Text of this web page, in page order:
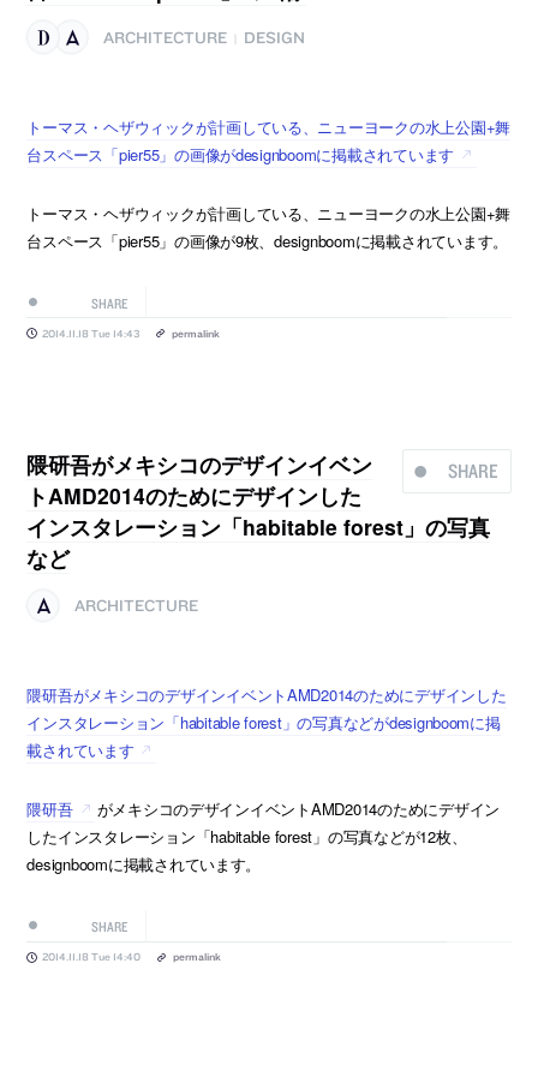
ARCHITECTURE DESIGN
トーマス・ヘザウィックが計画している、ニューヨークの水上公園+舞
台スペース「pier55」の画像がdesignboomに掲載されています
トーマス・ヘザウィックが計画している、ニューヨークの水上公園+舞
台スペース「pier55」の画像が9枚、designboomに掲載されています。
SHARE
2014.11.18 Tue 14:43 permalink
SHARE
隈研吾がメキシコのデザインイベン
トAMD2014のためにデザインした
インスタレーション「habitable forest」の写真
など
ARCHITECTURE
隈研吾がメキシコのデザインイベントAMD2014のためにデザインした
インスタレーション「habitable forest」の写真などがdesignboomに掲
載されています
隈研吾
がメキシコのデザインイベントAMD2014のためにデザイン
したインスタレーション「habitable forest」の写真などが12枚、
designboomに掲載されています。
SHARE
2014.11.18 Tue 14:40 permalink